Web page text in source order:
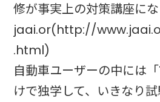
修が事実上の対策講座にな
jaai.or(http://
.html)
自動車ユーザーの中には
けで独学して、いきなり